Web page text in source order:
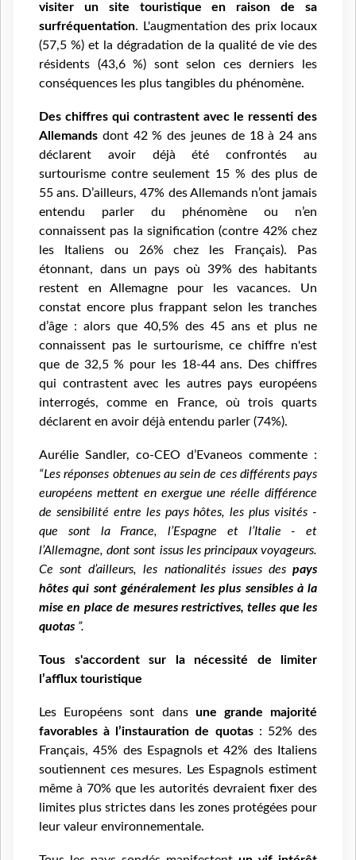
visiter un site touristique en raison de sa
surfréquentation. L'augmentation des prix locaux
(57,5 %) et la dégradation de la qualité de vie des
résidents (43,6 %) sont selon ces derniers les
conséquences les plus tangibles du phénomène.
Des chiffres qui contrastent avec le ressenti des
Allemands dont 42 % des jeunes de 18 à 24 ans
déclarent avoir déjà été confrontés au
surtourisme contre seulement 15 % des plus de
55 ans. D’ailleurs, 47% des Allemands n’ont jamais
entendu parler du phénomène ou n’en
connaissent pas la signification (contre 42% chez
les Italiens ou 26% chez les Français). Pas
étonnant, dans un pays où 39% des habitants
restent en Allemagne pour les vacances. Un
constat encore plus frappant selon les tranches
d’âge : alors que 40,5% des 45 ans et plus ne
connaissent pas le surtourisme, ce chiffre n'est
que de 32,5 % pour les 18-44 ans. Des chiffres
qui contrastent avec les autres pays européens
interrogés, comme en France, où trois quarts
déclarent en avoir déjà entendu parler (74%).
Aurélie Sandler, co-CEO d’Evaneos commente :
“Les réponses obtenues au sein de ces différents pays
européens mettent en exergue une réelle différence
de sensibilité entre les pays hôtes, les plus visités -
que sont la France, l’Espagne et l’Italie - et
l’Allemagne, dont sont issus les principaux voyageurs.
Ce sont d’ailleurs, les nationalités issues despays
hôtes qui sont généralement les plus sensibles à la
mise en place de mesures restrictives, telles que les
quotas ”.
Tous s'accordent sur la nécessité de limiter
l’afflux touristique
Les Européens sont dansune grande majorité
favorables à l’instauration de quotas: 52% des
Français, 45% des Espagnols et 42% des Italiens
soutiennent ces mesures. Les Espagnols estiment
même à 70% que les autorités devraient fixer des
limites plus strictes dans les zones protégées pour
leur valeur environnementale.